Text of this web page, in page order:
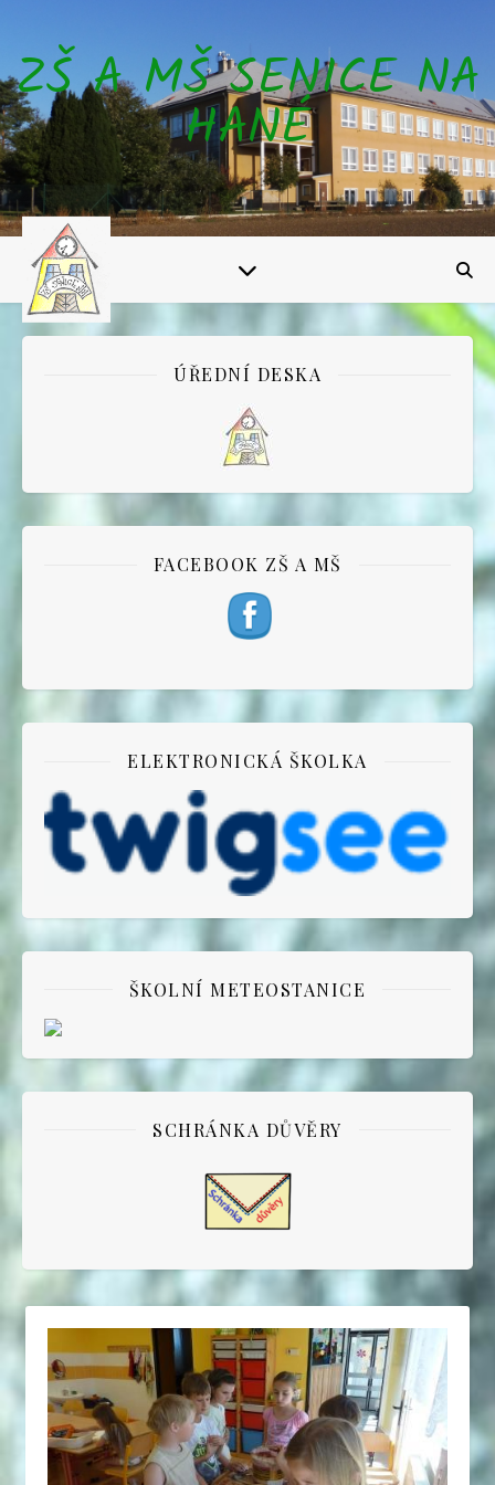
ZŠ A MŠ SENICE NA
HANÉ
ÚŘEDNÍ DESKA
FACEBOOK ZŠ A MŠ
ELEKTRONICKÁ ŠKOLKA
ŠKOLNÍ METEOSTANICE
SCHRÁNKA DŮVĚRY